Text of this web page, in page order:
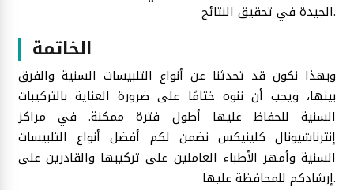
الجيدة في تحقيق النتائج.
الخاتمة
وبهذا نكون قد تحدثنا عن أنواع التلبيسات السنية والفرق
بينها، ويجب أن ننوه ختامًا على ضرورة العناية بالتركيبات
السنية للحفاظ عليها أطول فترة ممكنة. في مراكز
إنترناشيونال كلينيكس نضمن لكم أفضل أنواع التلبيسات
السنية وأمهر الأطباء العاملين على تركيبها والقادرين على
إرشادكم للمحافظة عليها.